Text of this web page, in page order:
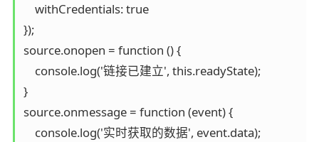
withCredentials: true
});
source.onopen = function () {
console.log('链接已建立', this.readyState);
}
source.onmessage = function (event) {
console.log('实时获取的数据', event.data);